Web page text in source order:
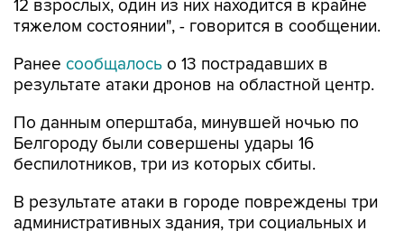
Ранеесообщалосьо 13 пострадавших в
По данным оперштаба, минувшей ночью по
беспилотников, три из которых сбиты.
В результате атаки в городе повреждены три
шесть коммерческих объектов, 29